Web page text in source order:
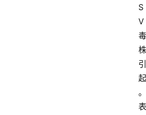
S
V
毒
株
引
起
。
表